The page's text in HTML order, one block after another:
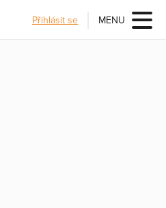
Přihlásit se MENU